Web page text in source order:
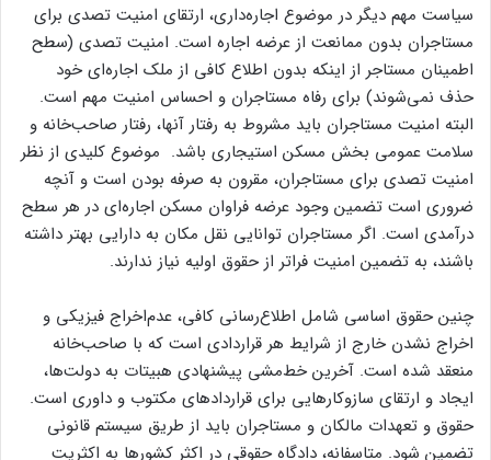
سیاست مهم دیگر در موضوع اجاره‌داری، ارتقای امنیت تصدی برای
مستاجران بدون ممانعت از عرضه اجاره است. امنیت تصدی (سطح
اطمینان مستاجر از اینکه بدون اطلاع کافی از ملک اجاره‌‌‌‌ای خود
حذف نمی‌‌‌‌شوند) برای رفاه مستاجران و احساس امنیت مهم است.
البته امنیت مستاجران باید مشروط به رفتار آنها، رفتار صاحب‌خانه و
سلامت عمومی بخش مسکن استیجاری باشد. موضوع کلیدی از نظر
امنیت تصدی برای مستاجران، مقرون به صرفه بودن است و آنچه
ضروری است تضمین وجود عرضه فراوان مسکن اجاره‌‌‌‌ای در هر سطح
درآمدی است. اگر مستاجران توانایی نقل مکان به دارایی بهتر داشته
باشند، به تضمین امنیت فراتر از حقوق اولیه نیاز ندارند.
چنین حقوق اساسی شامل اطلاع‌رسانی کافی، عدم‌اخراج فیزیکی و
اخراج نشدن خارج از شرایط هر قراردادی است که با صاحب‌خانه
منعقد شده است. آخرین خط‌مشی پیشنهادی هبیتات به دولت‌‌‌‌ها،
ایجاد و ارتقای سازوکارهایی برای قراردادهای مکتوب و داوری است.
حقوق و تعهدات مالکان و مستاجران باید از طریق سیستم قانونی
تضمین شود. متاسفانه، دادگاه حقوقی در اکثر کشورها به اکثریت